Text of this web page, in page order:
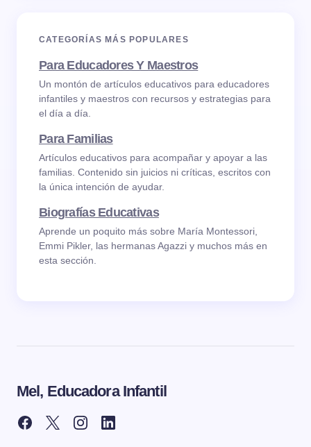
CATEGORÍAS MÁS POPULARES
Para Educadores Y Maestros
Un montón de artículos educativos para educadores
infantiles y maestros con recursos y estrategias para
el día a día.
Para Familias
Artículos educativos para acompañar y apoyar a las
familias. Contenido sin juicios ni críticas, escritos con
la única intención de ayudar.
Biografías Educativas
Aprende un poquito más sobre María Montessori,
Emmi Pikler, las hermanas Agazzi y muchos más en
esta sección.
Mel, Educadora Infantil